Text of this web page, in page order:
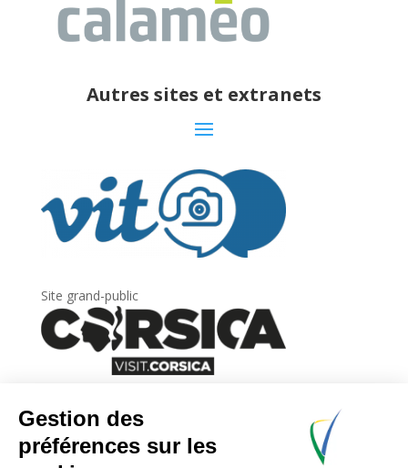
Autres sites et extranets
Site grand-public
Newsletter
Inscrivez-vous àla lettre d’information